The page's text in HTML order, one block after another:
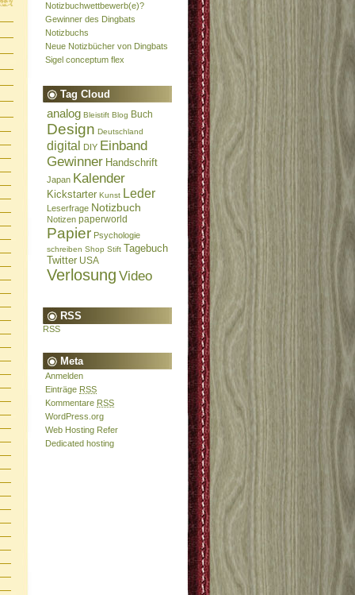
Notizbuchwettbewerb(e)?
Gewinner des Dingbats
Notizbuchs
Neue Notizbücher von Dingbats
Sigel conceptum flex
Tag Cloud
analog Bleistift Blog Buch
Design Deutschland
digital DIY Einband
Gewinner Handschrift
Japan Kalender
Kickstarter Kunst Leder
Leserfrage Notizbuch
Notizen paperworld
Papier Psychologie
schreiben Shop Stift Tagebuch
Twitter USA
Verlosung Video
RSS
RSS
Meta
Anmelden
Einträge RSS
Kommentare RSS
WordPress.org
Web Hosting Refer
Dedicated hosting